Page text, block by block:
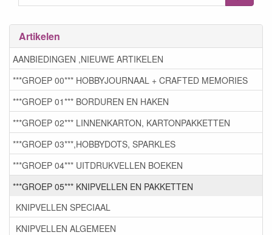
Artikelen
AANBIEDINGEN ,NIEUWE ARTIKELEN
***GROEP 00*** HOBBYJOURNAAL + CRAFTED MEMORIES
***GROEP 01*** BORDUREN EN HAKEN
***GROEP 02*** LINNENKARTON, KARTONPAKKETTEN
***GROEP 03***,HOBBYDOTS, SPARKLES
***GROEP 04*** UITDRUKVELLEN BOEKEN
***GROEP 05*** KNIPVELLEN EN PAKKETTEN
KNIPVELLEN SPECIAAL
KNIPVELLEN ALGEMEEN